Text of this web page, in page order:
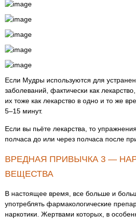
Если Мудры используются для
заболеваний, фактически как
их тоже как лекарство в одно и то же
5–15 минут.
Если вы пьёте лекарства, то
полчаса до или через полчаса после
ВРЕДНАЯ ПРИВЫЧКА 3 —
ВЕЩЕСТВА
В настоящее время, все больше и
употреблять фармакологические
наркотики. Жертвами которых, в